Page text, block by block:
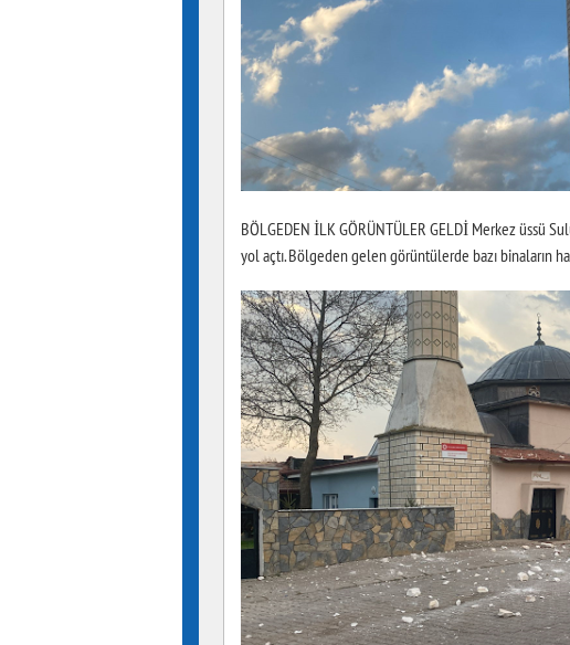
BÖLGEDEN İLK GÖRÜNTÜLER GELDİ Merkez üssü
yol açtı. Bölgeden gelen görüntülerde bazı binaların